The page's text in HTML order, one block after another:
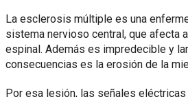
La esclerosis múltiple es una
sistema nervioso central, que afecta
espinal. Además es impredecible y
consecuencias es la erosión de la
Por esa lesión, las señales